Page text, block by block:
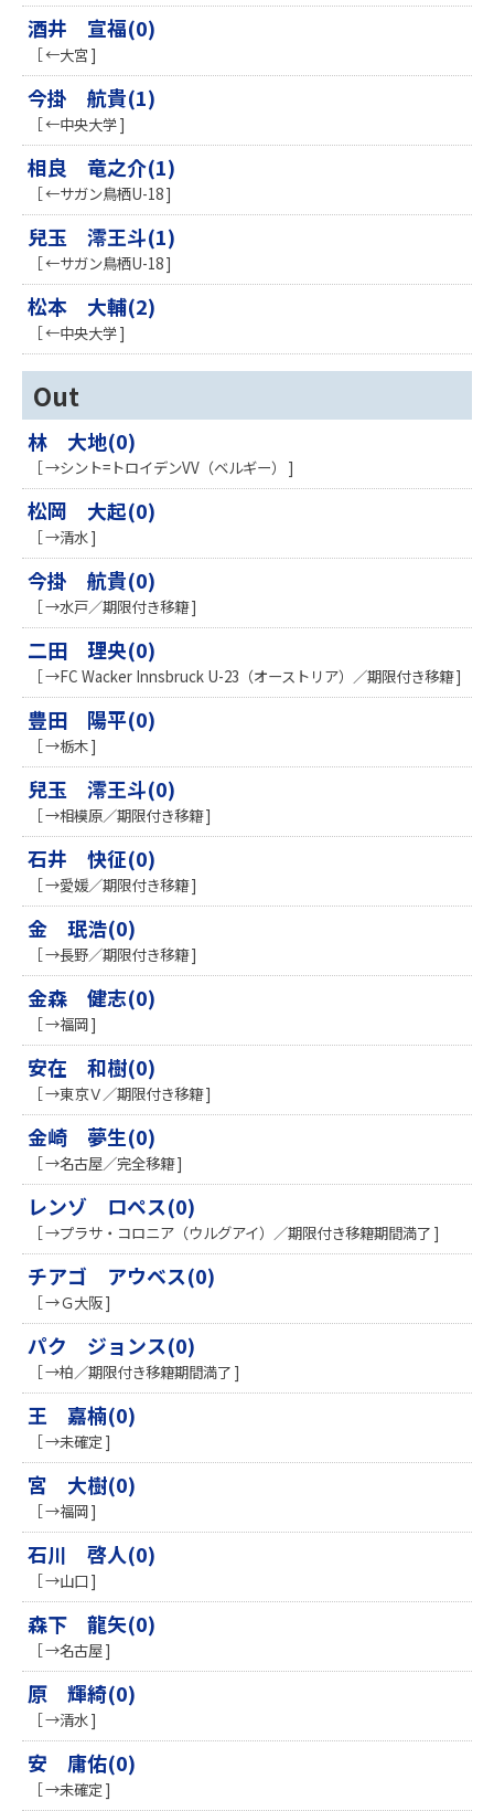
酒井 宣福(0)
［ ←大宮 ]
今掛 航貴(1)
［ ←中央大学 ]
相良 竜之介(1)
［ ←サガン鳥栖U-18 ]
兒玉 澪王斗(1)
［ ←サガン鳥栖U-18 ]
松本 大輔(2)
［ ←中央大学 ]
Out
林 大地(0)
［ →シント=トロイデンVV（ベルギー） ]
松岡 大起(0)
［ →清水 ]
今掛 航貴(0)
［ →水戸／期限付き移籍 ]
二田 理央(0)
［ →FC Wacker Innsbruck U-23（オーストリア）／期限付き移籍 ]
豊田 陽平(0)
［ →栃木 ]
兒玉 澪王斗(0)
［ →相模原／期限付き移籍 ]
石井 快征(0)
［ →愛媛／期限付き移籍 ]
金 珉浩(0)
［ →長野／期限付き移籍 ]
金森 健志(0)
［ →福岡 ]
安在 和樹(0)
［ →東京Ｖ／期限付き移籍 ]
金崎 夢生(0)
［ →名古屋／完全移籍 ]
レンゾ ロペス(0)
［ →プラサ・コロニア（ウルグアイ）／期限付き移籍期間満了 ]
チアゴ アウベス(0)
［ →Ｇ大阪 ]
パク ジョンス(0)
［ →柏／期限付き移籍期間満了 ]
王 嘉楠(0)
［ →未確定 ]
宮 大樹(0)
［ →福岡 ]
石川 啓人(0)
［ →山口 ]
森下 龍矢(0)
［ →名古屋 ]
原 輝綺(0)
［ →清水 ]
安 庸佑(0)
［ →未確定 ]